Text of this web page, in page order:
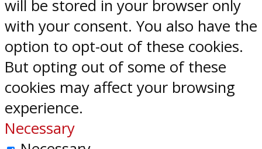
will be stored in your browser only
with your consent. You also have the
option to opt-out of these cookies.
But opting out of some of these
cookies may affect your browsing
experience.
Necessary